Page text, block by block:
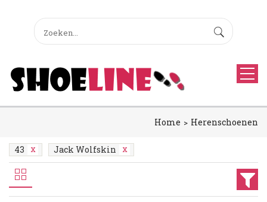
Home Herenschoenen
43 Jack Wolfskin